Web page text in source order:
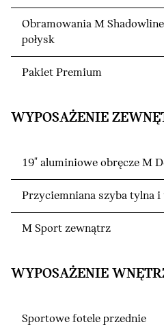
Obramowania M
połysk
Pakiet Premium
WYPOSAŻENIE
19" aluminiowe obręcze M
Przyciemniana szyba tylna
M Sport zewnątrz
WYPOSAŻENIE
Sportowe fotele przednie